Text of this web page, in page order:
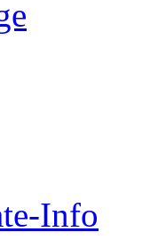
Info